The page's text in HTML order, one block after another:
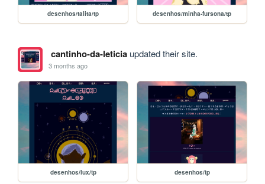
desenhos/talita/tp desenhos/minha-fursona/tp
cantinho-da-leticiaupdated their site.
3 months ago
desenhos/lux/tp desenhos/tp